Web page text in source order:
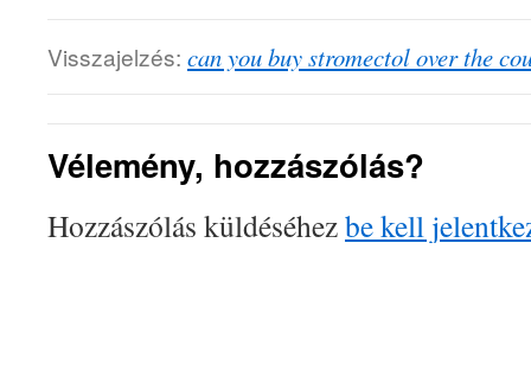
Visszajelzés: can you buy stromectol over the
Vélemény, hozzászólás?
Hozzászólás küldéséhezbe kell